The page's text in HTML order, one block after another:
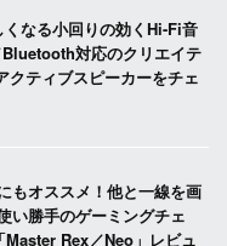
くなる小回りの効くHi-Fi音
対応のクリエイテ
クティブスピーカーをチェ
もオススメ！他と一線を画
い勝手のゲーミングチェ
Rex／Neo」レビュ